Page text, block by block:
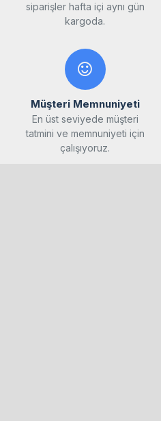
siparişler hafta içi aynı gün
kargoda.
Müşteri Memnuniyeti
En üst seviyede müşteri
tatmini ve memnuniyeti için
çalışıyoruz.